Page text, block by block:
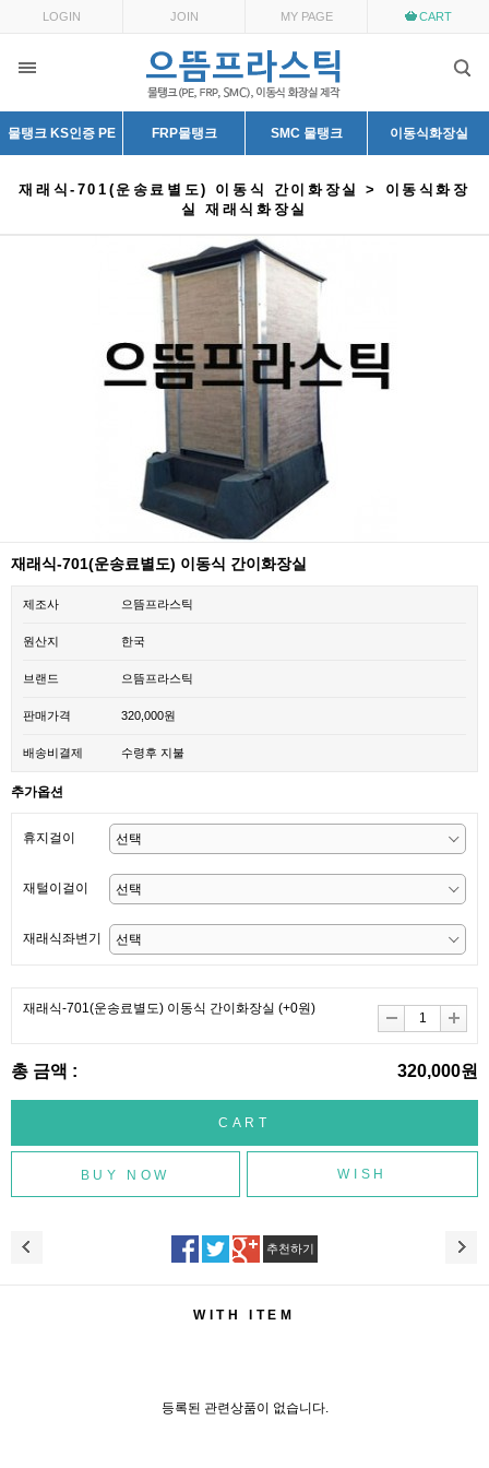
LOGIN JOIN MY PAGE CART
물탱크 KS인증 PE FRP물탱크 SMC 물탱크 이동식화장실
재래식-701(운송료별도) 이동식 간이화장실 > 이동식화장
실 재래식화장실
재래식-701(운송료별도) 이동식 간이화장실
제조사 으뜸프라스틱
원산지 한국
브랜드 으뜸프라스틱
판매가격 320,000원
배송비결제 수령후 지불
추가옵션
휴지걸이
재털이걸이
재래식좌변기
재래식-701(운송료별도) 이동식 간이화장실 (+0원)
총 금액 : 320,000원
WISH
추천하기
WITH ITEM
등록된 관련상품이 없습니다.